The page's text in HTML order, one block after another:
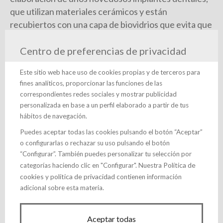
que utilizan materiales cerámicos y están
recubiertos con una capa de biovidrios que evita que
popularmente como piorrea, una enfermedad que,
óseo al diente o, en este caso, sin el soporte artificial
del implante.
Nanoker -una "spin-off" del CINN que tiene su sede
Europea de más de dos millones de euros para la
utilización de los biovidrios en implantes dentales.
"Estos materiales consiguen evitar un problema muy
grave que es la periimplantitis (un proceso
Centro de preferencias de privacidad
Este sitio web hace uso de cookies propias y de terceros para
fines analíticos, proporcionar las funciones de las
correspondientes redes sociales y mostrar publicidad
personalizada en base a un perfil elaborado a partir de tus
hábitos de navegación.
Puedes aceptar todas las cookies pulsando el botón “Aceptar”
o configurarlas o rechazar su uso pulsando el botón
“Configurar”. También puedes personalizar tu selección por
categorías haciendo clic en "Configurar". Nuestra Política de
cookies ypolítica de privacidad contienen información
adicional sobre esta materia.
Aceptar todas